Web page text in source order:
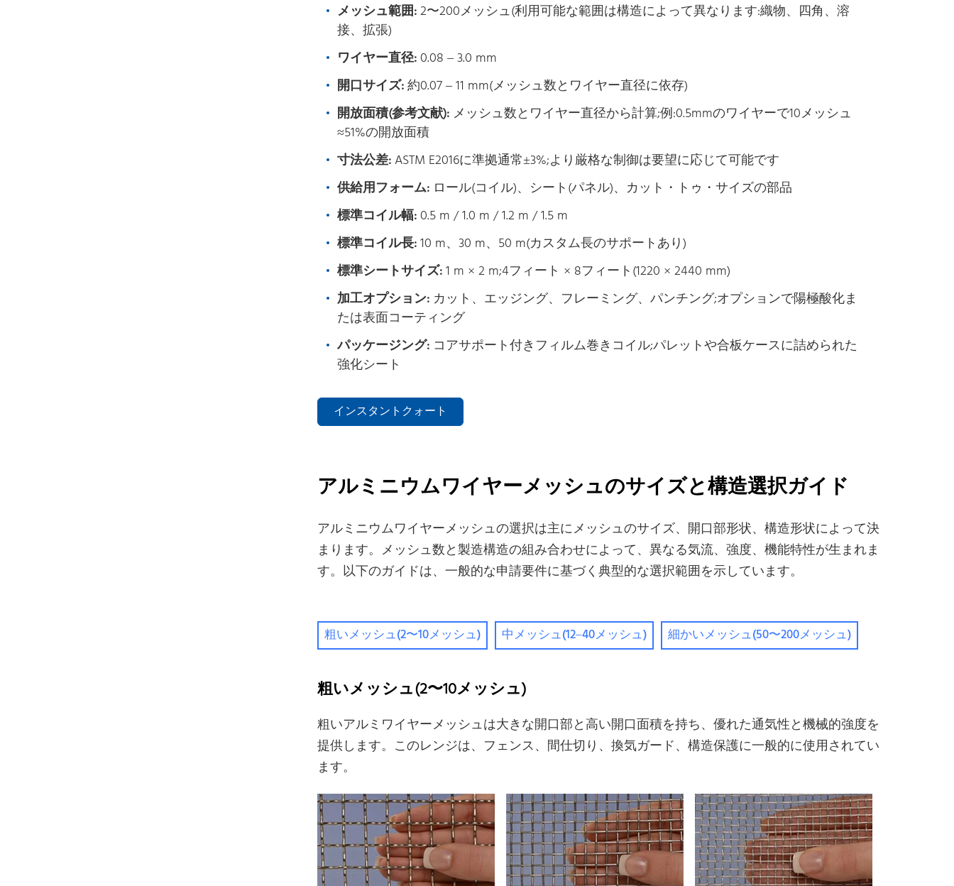
メッシュ範囲:2〜200メッシュ(利用可能な範囲は構造によって異なります:織物、四角、溶
接、拡張)
ワイヤー直径:0.08 – 3.0 mm
開口サイズ:約0.07 – 11 mm(メッシュ数とワイヤー直径に依存)
開放面積(参考文献): メッシュ数とワイヤー直径から計算;例:0.5mmのワイヤーで10メッシュ
≈51%の開放面積
寸法公差:ASTM E2016に準拠通常±3%;より厳格な制御は要望に応じて可能です
供給用フォーム: ロール(コイル)、シート(パネル)、カット・トゥ・サイズの部品
標準コイル幅:0.5 m / 1.0 m / 1.2 m / 1.5 m
標準コイル長:10 m、30 m、50 m(カスタム長のサポートあり)
標準シートサイズ:1 m × 2 m;4フィート × 8フィート(1220 × 2440 mm)
加工オプション: カット、エッジング、フレーミング、パンチング;オプションで陽極酸化ま
たは表面コーティング
パッケージング: コアサポート付きフィルム巻きコイル;パレットや合板ケースに詰められた
強化シート
インスタントクォート
アルミニウムワイヤーメッシュのサイズと構造選択ガイド
アルミニウムワイヤーメッシュの選択は主にメッシュのサイズ、開口部形状、構造形状によって決
まります。メッシュ数と製造構造の組み合わせによって、異なる気流、強度、機能特性が生まれま
す。以下のガイドは、一般的な申請要件に基づく典型的な選択範囲を示しています。
粗いメッシュ(2〜10メッシュ) 中メッシュ(12–40メッシュ) 細かいメッシュ(50〜200メッシュ)
粗いメッシュ(2〜10メッシュ)
粗いアルミワイヤーメッシュは大きな開口部と高い開口面積を持ち、優れた通気性と機械的強度を
提供します。このレンジは、フェンス、間仕切り、換気ガード、構造保護に一般的に使用されてい
ます。